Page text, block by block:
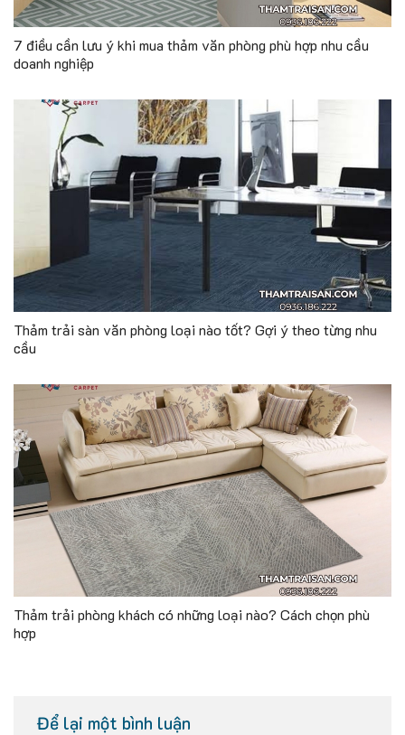
7 điều cần lưu ý khi mua thảm văn phòng phù hợp nhu cầu
doanh nghiệp
Thảm trải sàn văn phòng loại nào tốt? Gợi ý theo từng nhu
cầu
Thảm trải phòng khách có những loại nào? Cách chọn phù
hợp
Để lại một bình luận